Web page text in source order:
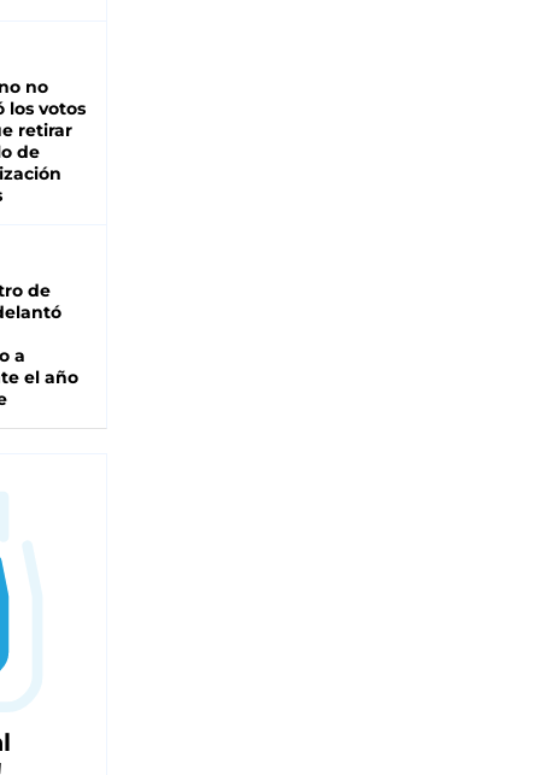
no
los votos
retirar
de
de
a
el año